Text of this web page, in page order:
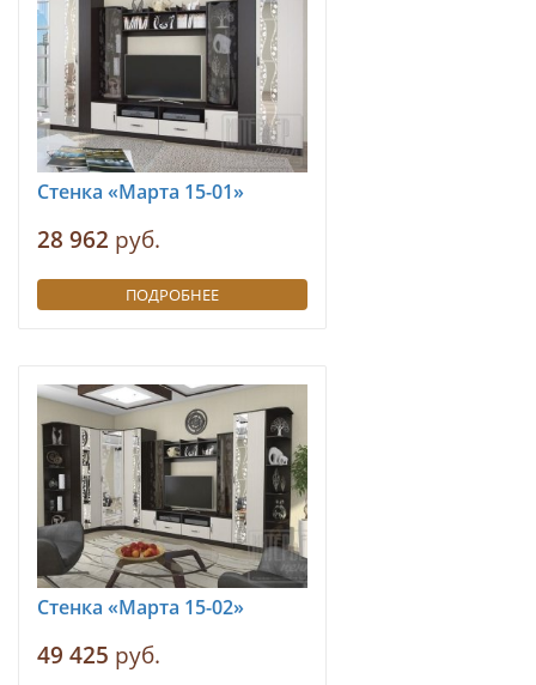
Стенка «Марта 15-01»
28 962 руб.
ПОДРОБНЕЕ
Стенка «Марта 15-02»
49 425 руб.